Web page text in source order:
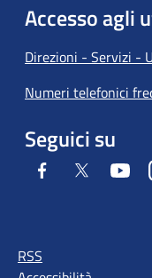
Accesso agli
Direzioni - Servizi -
Numeri telefonici
Seguici su
Facebook Twitter
RSS